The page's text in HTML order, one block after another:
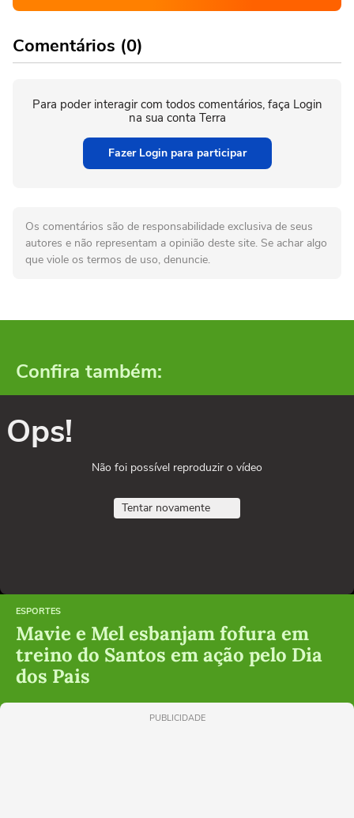
Comentários (0)
Para poder interagir com todos comentários, faça Login
na sua conta Terra
Fazer Login para participar
Os comentários são de responsabilidade exclusiva de seus
autores e não representam a opinião deste site. Se achar algo
que viole os termos de uso, denuncie.
Confira também:
Ops!
Não foi possível reproduzir o vídeo
Tentar novamente
ESPORTES
Mavie e Mel esbanjam fofura em
treino do Santos em ação pelo Dia
dos Pais
PUBLICIDADE